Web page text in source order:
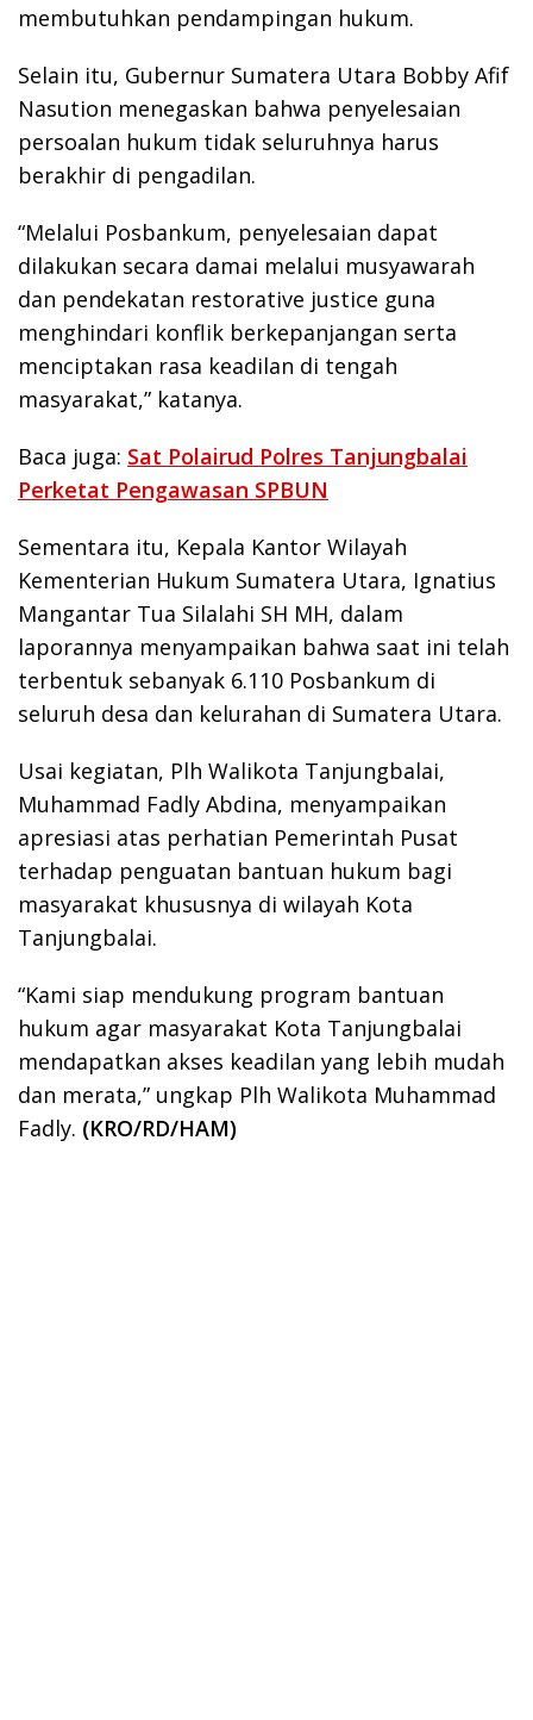
membutuhkan pendampingan hukum.
Selain itu, Gubernur Sumatera Utara Bobby Afif
Nasution menegaskan bahwa penyelesaian
persoalan hukum tidak seluruhnya harus
berakhir di pengadilan.
“Melalui Posbankum, penyelesaian dapat
dilakukan secara damai melalui musyawarah
dan pendekatan restorative justice guna
menghindari konflik berkepanjangan serta
menciptakan rasa keadilan di tengah
masyarakat,” katanya.
Baca juga: Sat Polairud Polres Tanjungbalai
Perketat Pengawasan SPBUN
Sementara itu, Kepala Kantor Wilayah
Kementerian Hukum Sumatera Utara, Ignatius
Mangantar Tua Silalahi SH MH, dalam
laporannya menyampaikan bahwa saat ini telah
terbentuk sebanyak 6.110 Posbankum di
seluruh desa dan kelurahan di Sumatera Utara.
Usai kegiatan, Plh Walikota Tanjungbalai,
Muhammad Fadly Abdina, menyampaikan
apresiasi atas perhatian Pemerintah Pusat
terhadap penguatan bantuan hukum bagi
masyarakat khususnya di wilayah Kota
Tanjungbalai.
“Kami siap mendukung program bantuan
hukum agar masyarakat Kota Tanjungbalai
mendapatkan akses keadilan yang lebih mudah
dan merata,” ungkap Plh Walikota Muhammad
Fadly. (KRO/RD/HAM)